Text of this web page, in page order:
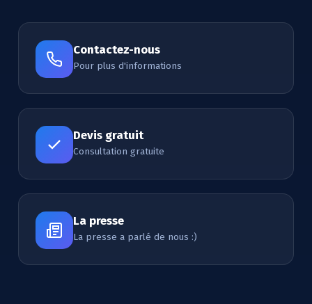
Contactez-nous
Pour plus d'informations
Devis gratuit
Consultation gratuite
La presse
La presse a parlé de nous :)